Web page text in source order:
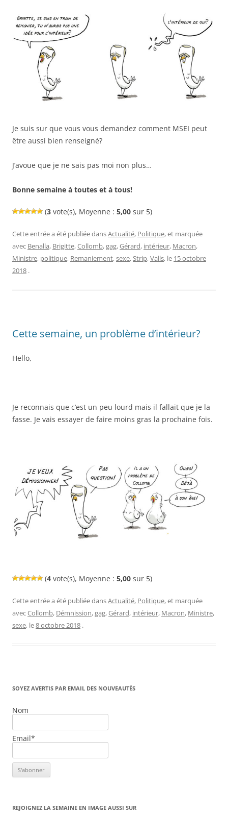
Je suis sur que vous vous demandez comment MSEI peut
être aussi bien renseigné?
J’avoue que je ne sais pas moi non plus…
Bonne semaine à toutes et à tous!
(3 vote(s), Moyenne : 5,00 sur 5)
Cette entrée a été publiée dansActualité, Politique, et marquée
avec Benalla, Brigitte,Collomb,gag,Gérard, intérieur, Macron,
Ministre, politique, Remaniement,sexe,Strip,Valls, le 15 octobre
2018 .
Cette semaine, un problème d’intérieur?
Hello,
Je reconnais que c’est un peu lourd mais il fallait que je la
fasse. Je vais essayer de faire moins gras la prochaine fois.
(4 vote(s), Moyenne : 5,00 sur 5)
Cette entrée a été publiée dansActualité, Politique, et marquée
avecCollomb, Démnission,gag,Gérard, intérieur, Macron, Ministre,
sexe, le8 octobre 2018 .
SOYEZ AVERTIS PAR EMAIL DES NOUVEAUTÉS
Nom
Email*
REJOIGNEZ LA SEMAINE EN IMAGE AUSSI SUR